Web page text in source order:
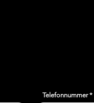
Telefonnummer